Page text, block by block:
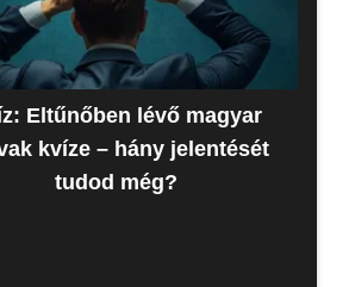
Eltűnőben lévő magyar
kvíze – hány jelentését
tudod még?